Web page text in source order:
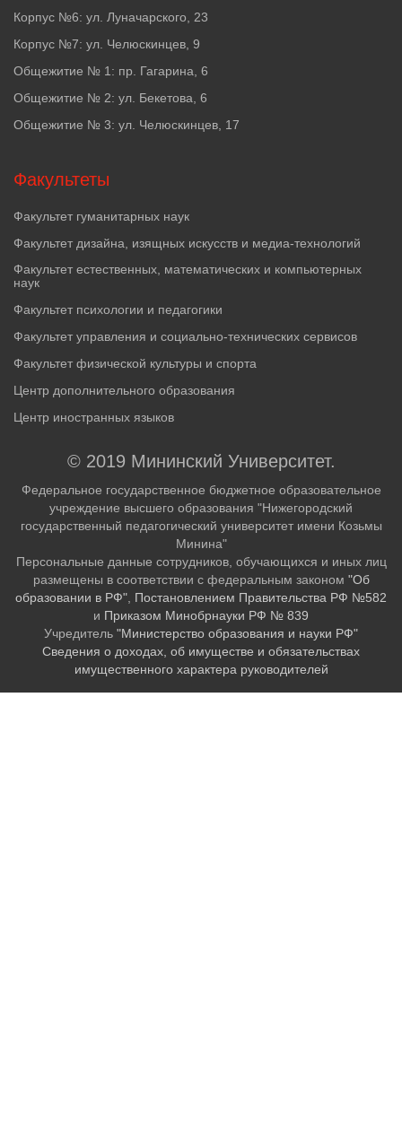
Корпус №6: ул. Луначарского, 23
Корпус №7: ул. Челюскинцев, 9
Общежитие № 1: пр. Гагарина, 6
Общежитие № 2: ул. Бекетова, 6
Общежитие № 3: ул. Челюскинцев, 17
Факультеты
Факультет гуманитарных наук
Факультет дизайна, изящных искусств и медиа-технологий
Факультет естественных, математических и компьютерных
наук
Факультет психологии и педагогики
Факультет управления и социально-технических сервисов
Факультет физической культуры и спорта
Центр дополнительного образования
Центр иностранных языков
© 2019 Мининский Университет.
Федеральное государственное бюджетное образовательное
учреждение высшего образования "Нижегородский
государственный педагогический университет имени Козьмы
Минина"
Персональные данные сотрудников, обучающихся и иных лиц
размещены в соответствии с федеральным законом "Об
образовании в РФ" Постановлением Правительства РФ №582
и Приказом Минобрнауки РФ № 839
Учредитель "Министерство образования и науки РФ"
Сведения о доходах, об имуществе и обязательствах
имущественного характера руководителей